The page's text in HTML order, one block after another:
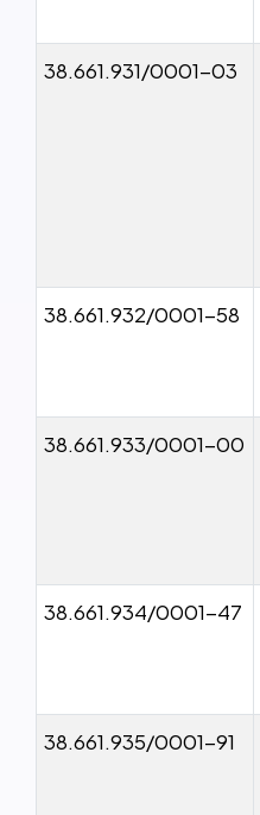
38.661.931/0001-03
38.661.932/0001-58
38.661.933/0001-00
38.661.934/0001-47
38.661.935/0001-91